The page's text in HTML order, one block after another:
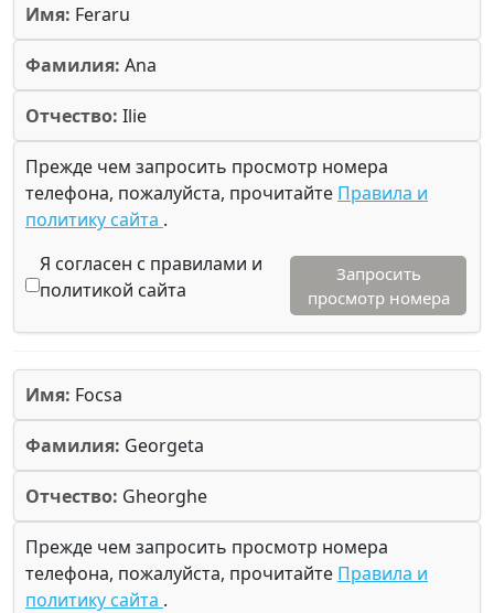
Имя: Feraru
Фамилия: Ana
Отчество: Ilie
Прежде чем запросить просмотр номера
телефона, пожалуйста, прочитайте Правила и
политику сайта .
Я согласен с правилами и
политикой сайта
Запросить
просмотр номера
Имя: Focsa
Фамилия: Georgeta
Отчество: Gheorghe
Прежде чем запросить просмотр номера
телефона, пожалуйста, прочитайте Правила и
политику сайта .